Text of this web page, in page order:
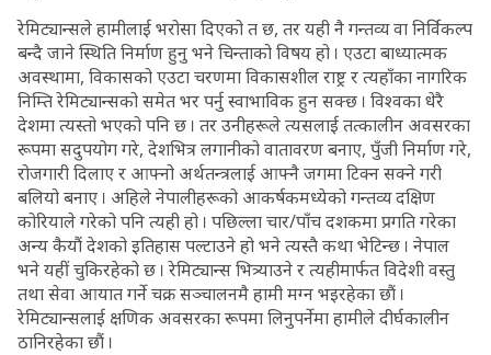
रेमिट्यान्सले हामीलाई भरोसा दिएको त छ, तर यही नै गन्तव्य वा निर्विकल्प
बन्दै जाने स्थिति निर्माण हुनु भने चिन्ताको विषय हो । एउटा बाध्यात्मक
अवस्थामा, विकासको एउटा चरणमा विकासशील राष्ट्र र त्यहाँका नागरिक
निम्ति रेमिट्यान्सको समेत भर पर्नु स्वाभाविक हुन सक्छ । विश्वका धेरै
देशमा त्यस्तो भएको पनि छ । तर उनीहरूले त्यसलाई तत्कालीन अवसरका
रूपमा सदुपयोग गरे, देशभित्र लगानीको वातावरण बनाए, पुँजी निर्माण गरे,
रोजगारी दिलाए र आफ्नो अर्थतन्त्रलाई आफ्नै जगमा टिक्न सक्ने गरी
बलियो बनाए । अहिले नेपालीहरूको आकर्षकमध्येको गन्तव्य दक्षिण
कोरियाले गरेको पनि त्यही हो । पछिल्ला चार/पाँच दशकमा प्रगति गरेका
अन्य कैयौं देशको इतिहास पल्टाउने हो भने त्यस्तै कथा भेटिन्छ । नेपाल
भने यहीं चुकिरहेको छ । रेमिट्यान्स भित्र्याउने र त्यहीमार्फत विदेशी वस्तु
तथा सेवा आयात गर्ने चक्र सञ्चालनमै हामी मग्न भइरहेका छौं ।
रेमिट्यान्सलाई क्षणिक अवसरका रूपमा लिनुपर्नेमा हामीले दीर्घकालीन
ठानिरहेका छौं ।